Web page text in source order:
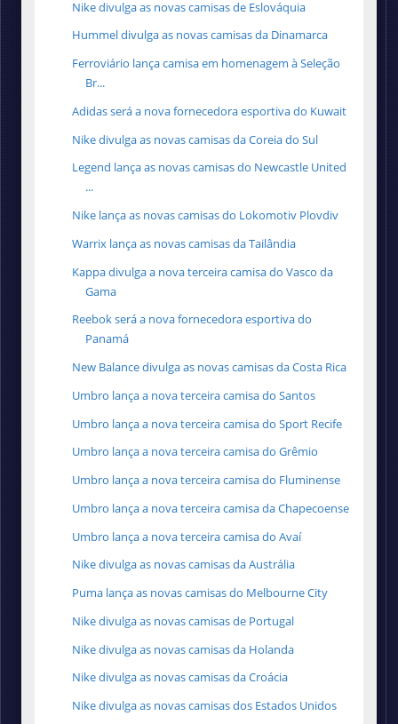
Nike divulga as novas camisas de Eslováquia
Hummel divulga as novas camisas da Dinamarca
Ferroviário lança camisa em homenagem à Seleção
Br...
Adidas será a nova fornecedora esportiva do Kuwait
Nike divulga as novas camisas da Coreia do Sul
Legend lança as novas camisas do Newcastle United
...
Nike lança as novas camisas do Lokomotiv Plovdiv
Warrix lança as novas camisas da Tailândia
Kappa divulga a nova terceira camisa do Vasco da
Gama
Reebok será a nova fornecedora esportiva do
Panamá
New Balance divulga as novas camisas da Costa Rica
Umbro lança a nova terceira camisa do Santos
Umbro lança a nova terceira camisa do Sport Recife
Umbro lança a nova terceira camisa do Grêmio
Umbro lança a nova terceira camisa do Fluminense
Umbro lança a nova terceira camisa da Chapecoense
Umbro lança a nova terceira camisa do Avaí
Nike divulga as novas camisas da Austrália
Puma lança as novas camisas do Melbourne City
Nike divulga as novas camisas de Portugal
Nike divulga as novas camisas da Holanda
Nike divulga as novas camisas da Croácia
Nike divulga as novas camisas dos Estados Unidos